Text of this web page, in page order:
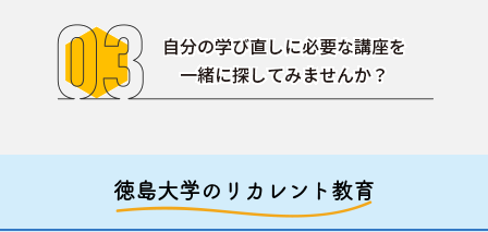
徳島大学のリカレント教育